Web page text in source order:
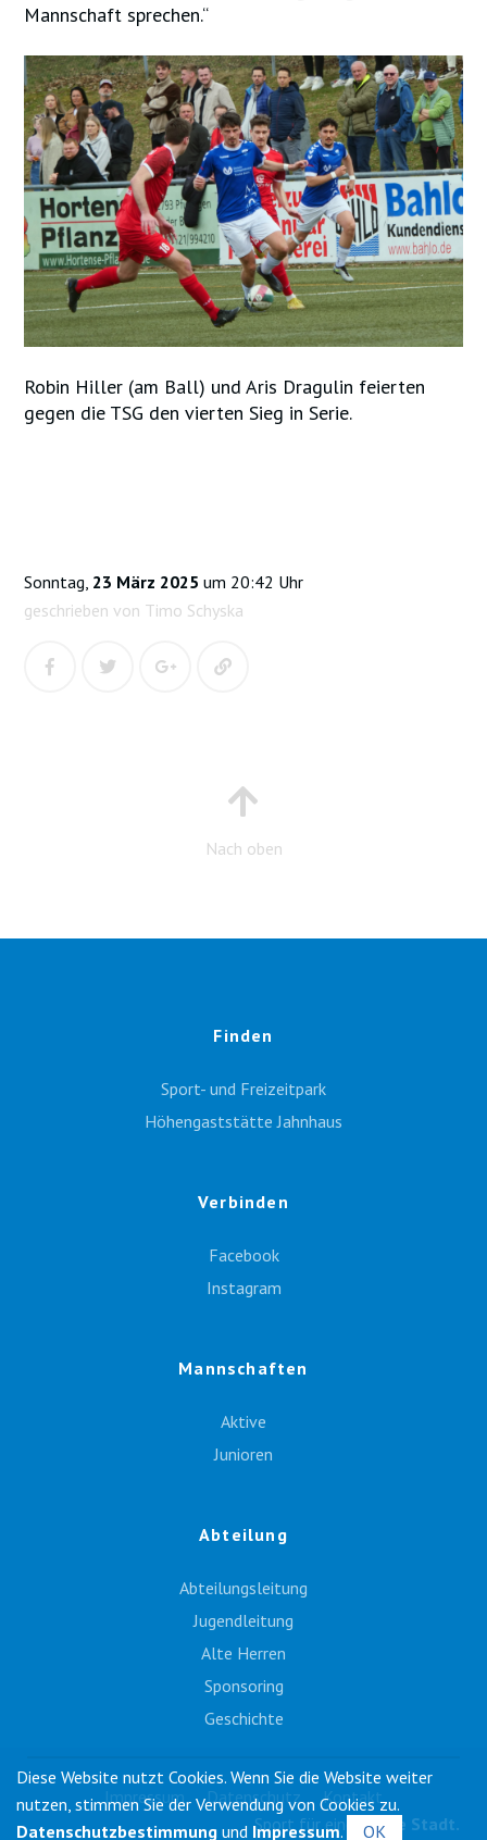
Mannschaft sprechen.“
Robin Hiller (am Ball) und Aris Dragulin feierten
gegen die TSG den vierten Sieg in Serie.
Sonntag, 23 März 2025 um 20:42 Uhr
geschrieben von Timo Schyska
Nach oben
Finden
Sport- und Freizeitpark
Höhengaststätte Jahnhaus
Verbinden
Facebook
Instagram
Mannschaften
Aktive
Junioren
Abteilung
Abteilungsleitung
Jugendleitung
Alte Herren
Sponsoring
Geschichte
Impressum Datenschutz
Kontakt
Sport für eine
ganze Stadt.
Diese Website nutzt Cookies. Wenn Sie die Website weiter
nutzen, stimmen Sie der Verwendung von Cookies zu.
Datenschutzbestimmung und Impressum. OK